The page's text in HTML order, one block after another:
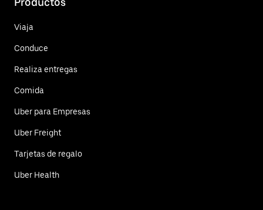
Viaja
Conduce
Realiza entregas
Comida
Uber para Empresas
Uber Freight
Tarjetas de regalo
Uber Health